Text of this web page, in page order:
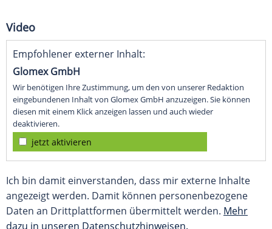
Video
Empfohlener externer Inhalt:
Glomex GmbH
Wir benötigen Ihre Zustimmung, um den von unserer Redaktion
eingebundenen Inhalt von Glomex GmbH anzuzeigen. Sie können
diesen mit einem Klick anzeigen lassen und auch wieder
deaktivieren.
jetzt aktivieren
Ich bin damit einverstanden, dass mir externe Inhalte
angezeigt werden. Damit können personenbezogene
Daten an Drittplattformen übermittelt werden. Mehr
dazu in unseren Datenschutzhinweisen.